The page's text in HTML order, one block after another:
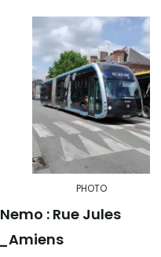
PHOTO
Nemo : Rue Jules